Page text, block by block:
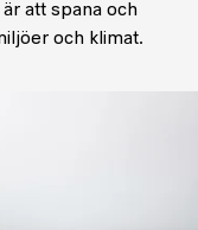
att spana och
och klimat.